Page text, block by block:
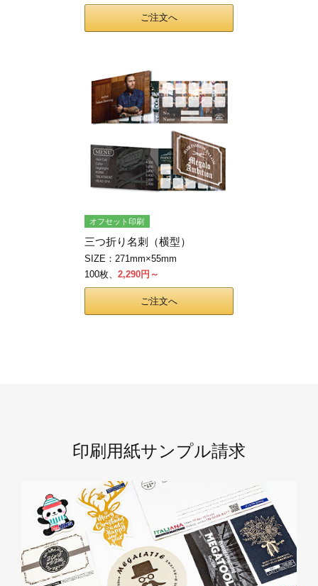
ご注文へ
オフセット印刷
三つ折り名刺（横型）
SIZE：271mm×55mm
100枚、 2,290円～
ご注文へ
印刷用紙サンプル請求